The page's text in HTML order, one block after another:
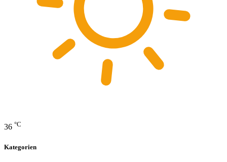
36 °C
Kategorien